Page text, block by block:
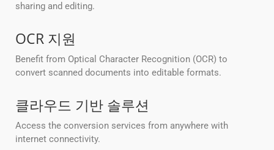
sharing and editing.
OCR 지원
Benefit from Optical Character Recognition (OCR) to
convert scanned documents into editable formats.
클라우드 기반 솔루션
Access the conversion services from anywhere with
internet connectivity.